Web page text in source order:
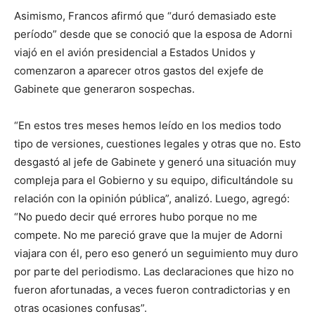
Asimismo, Francos afirmó que “duró demasiado este
período” desde que se conoció que la esposa de Adorni
viajó en el avión presidencial a Estados Unidos y
comenzaron a aparecer otros gastos del exjefe de
Gabinete que generaron sospechas.
“En estos tres meses hemos leído en los medios todo
tipo de versiones, cuestiones legales y otras que no. Esto
desgastó al jefe de Gabinete y generó una situación muy
compleja para el Gobierno y su equipo, dificultándole su
relación con la opinión pública”, analizó. Luego, agregó:
“No puedo decir qué errores hubo porque no me
compete. No me pareció grave que la mujer de Adorni
viajara con él, pero eso generó un seguimiento muy duro
por parte del periodismo. Las declaraciones que hizo no
fueron afortunadas, a veces fueron contradictorias y en
otras ocasiones confusas”.